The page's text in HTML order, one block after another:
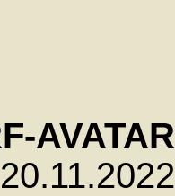
AVATAR